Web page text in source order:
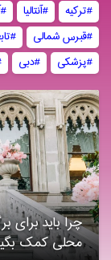
#ترکیه #آنتالیا
#قبرس شمالی
#پزشکی
#دبی
چرا باید برای
محلی کمک